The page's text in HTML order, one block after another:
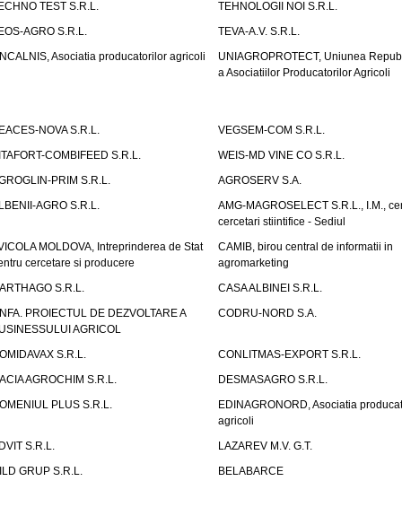
TEST S.R.L.
TEHNOLOGII NOI S.R.L.
AGRO S.R.L.
TEVA-A.V. S.R.L.
Asociatia producatorilor agricoli
UNIAGROPROTECT, Uniunea
a Asociatiilor Producatorilor Agricoli
NOVA S.R.L.
VEGSEM-COM S.R.L.
COMBIFEED S.R.L.
WEIS-MD VINE CO S.R.L.
PRIM S.R.L.
AGROSERV S.A.
AGRO S.R.L.
AMG-MAGROSELECT S.R.L., I.M.,
cercetari stiintifice - Sediul
MOLDOVA, Intreprinderea de Stat
cercetare si producere
CAMIB, birou central de informatii in
agromarketing
S.R.L.
CASA ALBINEI S.R.L.
PROIECTUL DE DEZVOLTARE A
AGRICOL
CODRU-NORD S.A.
S.R.L.
CONLITMAS-EXPORT S.R.L.
AGROCHIM S.R.L.
DESMASAGRO S.R.L.
PLUS S.R.L.
EDINAGRONORD, Asociatia
agricoli
S.R.L.
LAZAREV M.V. G.T.
GRUP S.R.L.
BELABARCE